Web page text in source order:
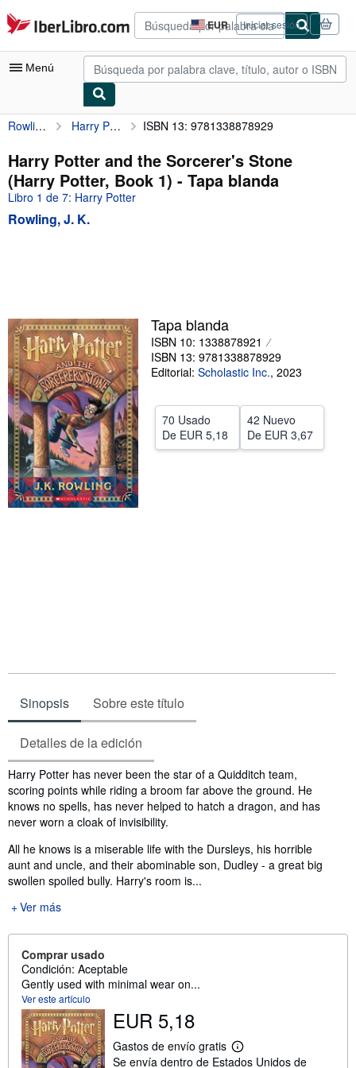
Pasar al contenido principal
IberLibro.com EUR
Preferencias
de
compra
del
Iniciar sesión
Menú
Mi cuenta
Consultar mis pedidos
Búsqueda avanzada
Colecciones
Comenzar a vender
Ayuda
CERRAR
Rowling, J. K. Harry Potter and the Sorcerer's Stone (Harry Potter, Book 1) ISBN 13: 9781338878929
Harry Potter and the Sorcerer's Stone
(Harry Potter, Book 1) - Tapa blanda
Libro 1 de 7: Harry Potter
Rowling, J. K.
Tapa blanda
ISBN 10: 1338878921
ISBN 13: 9781338878929
Editorial: Scholastic Inc., 2023
70 Usado
De EUR 5,18
42 Nuevo
De EUR 3,67
Sinopsis Sobre este título
Detalles de la edición
Sinopsis
Harry Potter has never been the star of a Quidditch team,
scoring points while riding a broom far above the ground. He
knows no spells, has never helped to hatch a dragon, and has
never worn a cloak of invisibility.
All he knows is a miserable life with the Dursleys, his horrible
aunt and uncle, and their abominable son, Dudley - a great big
swollen spoiled bully. Harry's room is...
Ver más
Comprar usado
Condición: Aceptable
Gently used with minimal wear on...
Ver este artículo
EUR 5,18
Gastos de envío gratis
M
á
Se envía dentro de Estados Unidos de